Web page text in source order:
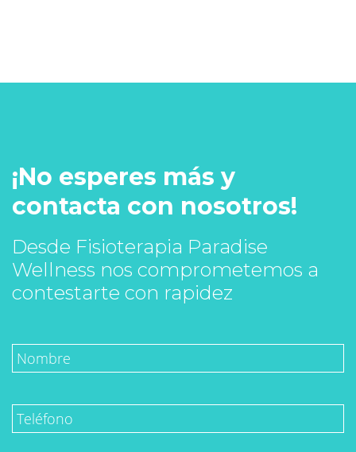
¡No esperes más y
contacta con nosotros!
Desde Fisioterapia Paradise
Wellness nos comprometemos a
contestarte con rapidez